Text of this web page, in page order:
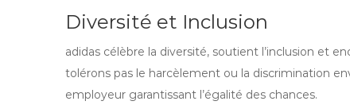
Diversité et Inclusion
adidas célèbre la diversité, soutient l’inclusion et
tolérons pas le harcèlement ou la discrimination
employeur garantissant l’égalité des chances.